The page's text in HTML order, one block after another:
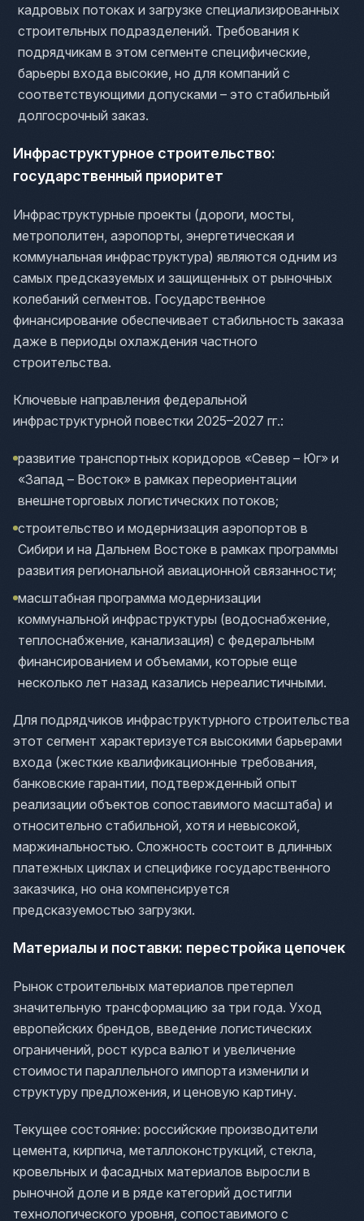
кадровых потоках и загрузке специализированных
строительных подразделений. Требования к
подрядчикам в этом сегменте специфические,
барьеры входа высокие, но для компаний с
соответствующими допусками – это стабильный
долгосрочный заказ.
Инфраструктурное строительство:
государственный приоритет
Инфраструктурные проекты (дороги, мосты,
метрополитен, аэропорты, энергетическая и
коммунальная инфраструктура) являются одним из
самых предсказуемых и защищенных от рыночных
колебаний сегментов. Государственное
финансирование обеспечивает стабильность заказа
даже в периоды охлаждения частного
строительства.
Ключевые направления федеральной
инфраструктурной повестки 2025–2027 гг.:
развитие транспортных коридоров «Север – Юг» и
«Запад – Восток» в рамках переориентации
внешнеторговых логистических потоков;
строительство и модернизация аэропортов в
Сибири и на Дальнем Востоке в рамках программы
развития региональной авиационной связанности;
масштабная программа модернизации
коммунальной инфраструктуры (водоснабжение,
теплоснабжение, канализация) с федеральным
финансированием и объемами, которые еще
несколько лет назад казались нереалистичными.
Для подрядчиков инфраструктурного строительства
этот сегмент характеризуется высокими барьерами
входа (жесткие квалификационные требования,
банковские гарантии, подтвержденный опыт
реализации объектов сопоставимого масштаба) и
относительно стабильной, хотя и невысокой,
маржинальностью. Сложность состоит в длинных
платежных циклах и специфике государственного
заказчика, но она компенсируется
предсказуемостью загрузки.
Материалы и поставки: перестройка цепочек
Рынок строительных материалов претерпел
значительную трансформацию за три года. Уход
европейских брендов, введение логистических
ограничений, рост курса валют и увеличение
стоимости параллельного импорта изменили и
структуру предложения, и ценовую картину.
Текущее состояние: российские производители
цемента, кирпича, металлоконструкций, стекла,
кровельных и фасадных материалов выросли в
рыночной доле и в ряде категорий достигли
технологического уровня, сопоставимого с